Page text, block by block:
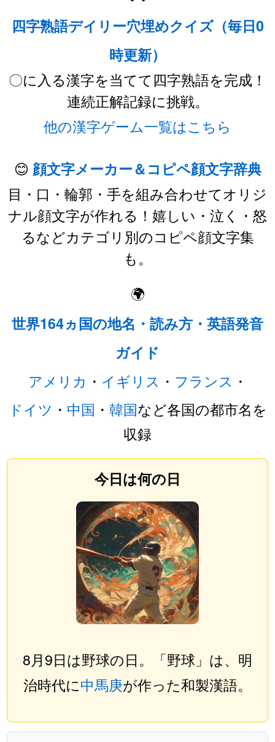
四字熟語デイリー穴埋めクイズ（毎日0
時更新）
〇に入る漢字を当てて四字熟語を完成！
連続正解記録に挑戦。
他の漢字ゲーム一覧はこちら
😊 顔文字メーカー＆コピペ顔文字辞典
目・口・輪郭・手を組み合わせてオリジ
ナル顔文字が作れる！嬉しい・泣く・怒
るなどカテゴリ別のコピペ顔文字集
も。
🌍
世界164ヵ国の地名・読み方・英語発音
ガイド
アメリカ ・ イギリス ・ フランス ・
ドイツ ・ 中国 ・ 韓国など各国の都市名を
収録
今日は何の日
8月9日は野球の日。「野球」は、明
治時代に中馬庚が作った和製漢語。